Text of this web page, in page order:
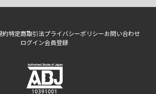
約特定商取引法プライバシーポリシーお問い合わせ
ログイン会員登録